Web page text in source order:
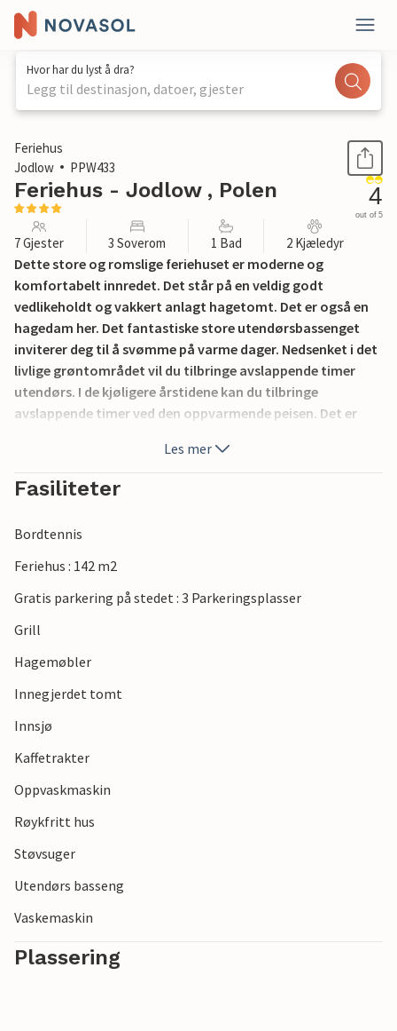
Hvor har du lyst å dra?
Legg til destinasjon, datoer, gjester
1 / 24
Feriehus
Jodlow
PPW433
Feriehus - Jodlow , Polen 4
out of 5
7 Gjester 3 Soverom 1 Bad 2 Kjæledyr
Dette store og romslige feriehuset er moderne og
komfortabelt innredet. Det står på en veldig godt
vedlikeholdt og vakkert anlagt hagetomt. Det er også en
hagedam her. Det fantastiske store utendørsbassenget
inviterer deg til å svømme på varme dager. Nedsenket i det
livlige grøntområdet vil du tilbringe avslappende timer
utendørs. I de kjøligere årstidene kan du tilbringe
avslappende timer ved den oppvarmende peisen. Det er
og avslappende ferier er det mange bekvemmeligheter til
din disposisjon. Hobbyrom med bordtennisbord.
Les mer
Fasiliteter
Bordtennis
Feriehus : 142 m2
Gratis parkering på stedet : 3 Parkeringsplasser
Grill
Hagemøbler
Innegjerdet tomt
Innsjø
Kaffetrakter
Oppvaskmaskin
Røykfritt hus
Støvsuger
Utendørs basseng
Vaskemaskin
Plassering